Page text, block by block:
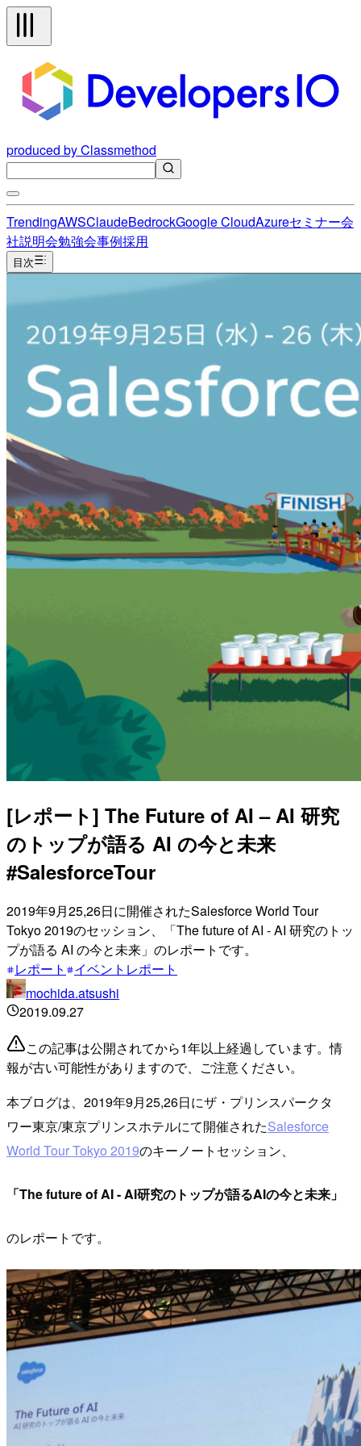
produced by Classmethod
TrendingAWSClaudeBedrockGoogle CloudAzureセミナー会
社説明会勉強会事例採用
目次
[レポート] The Future of AI – AI 研究
のトップが語る AI の今と未来
#SalesforceTour
2019年9月25,26日に開催されたSalesforce World Tour
Tokyo 2019のセッション、「The future of AI - AI 研究のトッ
プが語る AI の今と未来」のレポートです。
レポート
イベントレポート
mochida.atsushi
2019.09.27
この記事は公開されてから1年以上経過しています。情
報が古い可能性がありますので、ご注意ください。
本ブログは、2019年9月25,26日にザ・プリンスパークタ
ワー東京/東京プリンスホテルにて開催されたSalesforce
World Tour Tokyo 2019のキーノートセッション、
「The future of AI - AI研究のトップが語るAIの今と未来」
のレポートです。